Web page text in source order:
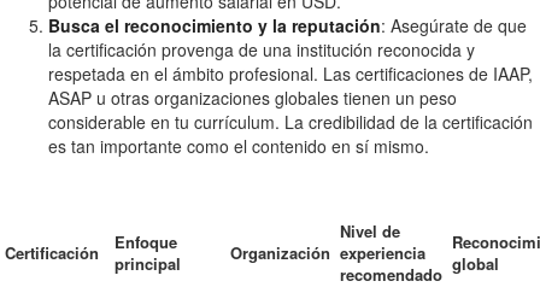
Busca el reconocimiento y la reputación: Asegúrate de que
la certificación provenga de una institución reconocida y
respetada en el ámbito profesional. Las certificaciones de IAAP,
ASAP u otras organizaciones globales tienen un peso
considerable en tu currículum. La credibilidad de la certificación
es tan importante como el contenido en sí mismo.
Certificación
Enfoque
principal
Organización
Nivel de
experiencia
recomendado global